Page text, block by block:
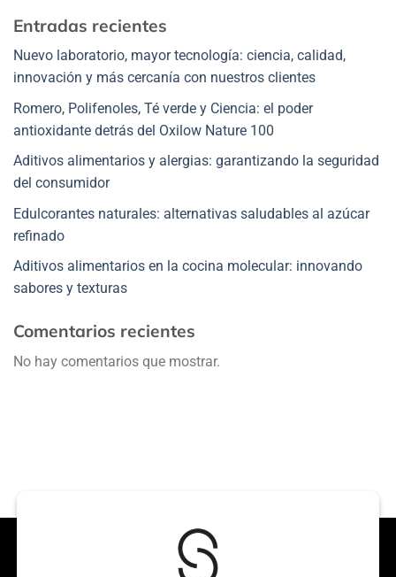
Entradas recientes
Nuevo laboratorio, mayor tecnología: ciencia, calidad,
innovación y más cercanía con nuestros clientes
Romero, Polifenoles, Té verde y Ciencia: el poder
antioxidante detrás del Oxilow Nature 100
Aditivos alimentarios y alergias: garantizando la seguridad
del consumidor
Edulcorantes naturales: alternativas saludables al azúcar
refinado
Aditivos alimentarios en la cocina molecular: innovando
sabores y texturas
Comentarios recientes
No hay comentarios que mostrar.